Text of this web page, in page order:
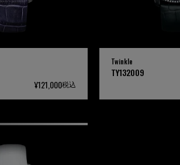
¥121,000税込
Twinkle
TY132009